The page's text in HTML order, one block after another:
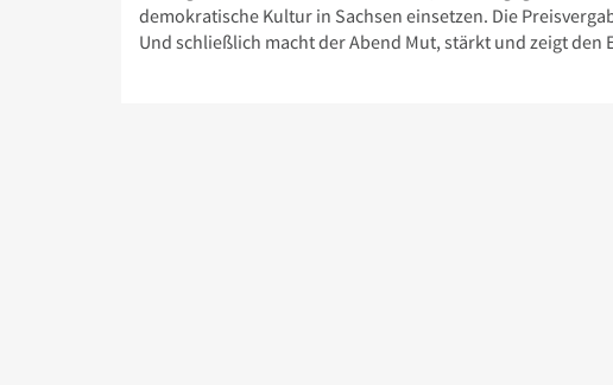
demokratische Kultur in Sachsen einsetzen. Die
Und schließlich macht der Abend Mut, stärkt und zeigt den